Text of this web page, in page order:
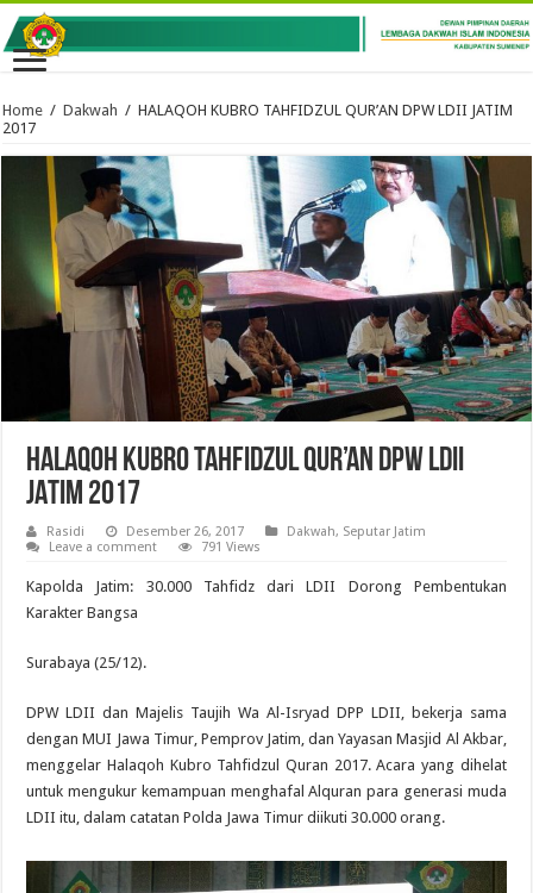
Home / Dakwah / HALAQOH KUBRO TAHFIDZUL QUR’AN DPW LDII JATIM
2017
HALAQOH KUBRO TAHFIDZUL QUR’AN DPW LDII
JATIM 2017
Rasidi Desember 26, 2017 Dakwah, Seputar Jatim
Leave a comment
791 Views
Kapolda Jatim: 30.000 Tahfidz dari LDII Dorong Pembentukan
Karakter Bangsa
Surabaya (25/12).
DPW LDII dan Majelis Taujih Wa Al-Isryad DPP LDII, bekerja sama
dengan MUI Jawa Timur, Pemprov Jatim, dan Yayasan Masjid Al Akbar,
menggelar Halaqoh Kubro Tahfidzul Quran 2017. Acara yang dihelat
untuk mengukur kemampuan menghafal Alquran para generasi muda
LDII itu, dalam catatan Polda Jawa Timur diikuti 30.000 orang.